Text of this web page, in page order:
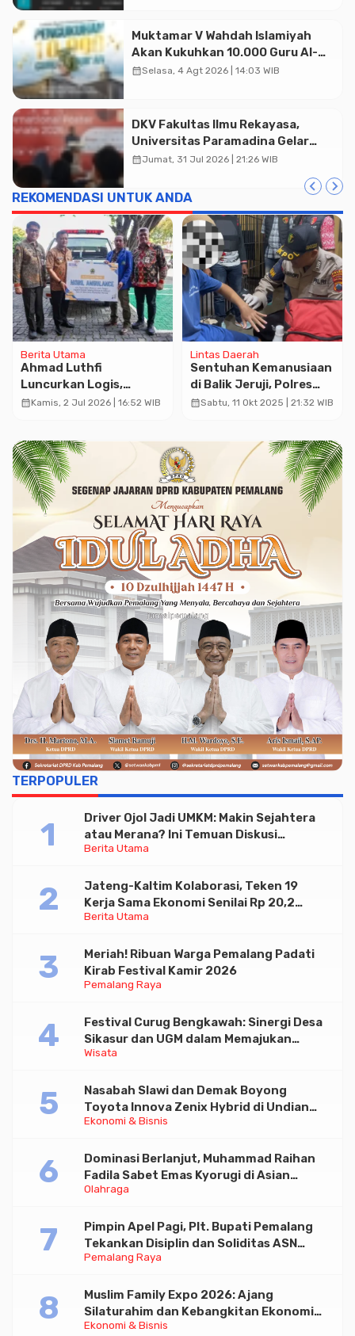
Advertisment
Muktamar V Wahdah Islamiyah
Akan Kukuhkan 10.000 Guru Al-
Qur’an di Masjid Istiqlal
calendar_monthSelasa, 4 Agt 2026 | 14:03 WIB
DKV Fakultas Ilmu Rekayasa,
Universitas Paramadina Gelar
Diskusi Desain
calendar_monthJumat, 31 Jul 2026 | 21:26 WIB
REKOMENDASI UNTUK ANDA
Berita Utama
Ahmad Luthfi
Luncurkan Logis,
Permudah Warga
Gratis
calendar_monthKamis, 2 Jul 2026 | 16:52 WIB
Lintas Daerah
Sentuhan Kemanusiaan
di Balik Jeruji, Polres
Pekalongan Gelar
calendar_monthSabtu, 11 Okt 2025 | 21:32 WIB
TERPOPULER
Berita Utama
Driver Ojol Jadi UMKM: Makin Sejahtera
atau Merana? Ini Temuan Diskusi
Paramadina
Berita Utama
Jateng-Kaltim Kolaborasi, Teken 19
Kerja Sama Ekonomi Senilai Rp 20,2
Triliun
Pemalang Raya
Meriah! Ribuan Warga Pemalang Padati
Kirab Festival Kamir 2026
Wisata
Festival Curug Bengkawah: Sinergi Desa
Sikasur dan UGM dalam Memajukan
Wisata serta UMKM Lokal
Ekonomi & Bisnis
Nasabah Slawi dan Demak Boyong
Toyota Innova Zenix Hybrid di Undian
Tabungan Bima Bank Jateng
Olahraga
Dominasi Berlanjut, Muhammad Raihan
Fadila Sabet Emas Kyorugi di Asian
Taekwondo Indonesia Open 2026
Pemalang Raya
Pimpin Apel Pagi, Plt. Bupati Pemalang
Tekankan Disiplin dan Soliditas ASN
untuk Pelayanan Publik
Ekonomi & Bisnis
Muslim Family Expo 2026: Ajang
Silaturahim dan Kebangkitan Ekonomi
Halal di Jakarta